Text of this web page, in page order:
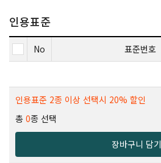
인용표준
No 표준번호
인용표준 2종 이상 선택시 20% 할인
총 0종 선택
장바구니 담기